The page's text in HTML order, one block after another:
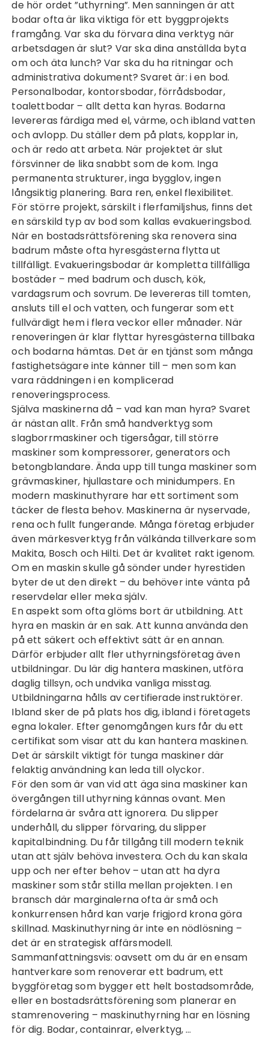
de hör ordet ”uthyrning”. Men sanningen är att
bodar ofta är lika viktiga för ett byggprojekts
framgång. Var ska du förvara dina verktyg när
arbetsdagen är slut? Var ska dina anställda byta
om och äta lunch? Var ska du ha ritningar och
administrativa dokument? Svaret är: i en bod.
Personalbodar, kontorsbodar, förrådsbodar,
toalettbodar – allt detta kan hyras. Bodarna
levereras färdiga med el, värme, och ibland vatten
och avlopp. Du ställer dem på plats, kopplar in,
och är redo att arbeta. När projektet är slut
försvinner de lika snabbt som de kom. Inga
permanenta strukturer, inga bygglov, ingen
långsiktig planering. Bara ren, enkel flexibilitet.
För större projekt, särskilt i flerfamiljshus, finns det
en särskild typ av bod som kallas evakueringsbod.
När en bostadsrättsförening ska renovera sina
badrum måste ofta hyresgästerna flytta ut
tillfälligt. Evakueringsbodar är kompletta tillfälliga
bostäder – med badrum och dusch, kök,
vardagsrum och sovrum. De levereras till tomten,
ansluts till el och vatten, och fungerar som ett
fullvärdigt hem i flera veckor eller månader. När
renoveringen är klar flyttar hyresgästerna tillbaka
och bodarna hämtas. Det är en tjänst som många
fastighetsägare inte känner till – men som kan
vara räddningen i en komplicerad
renoveringsprocess.
Själva maskinerna då – vad kan man hyra? Svaret
är nästan allt. Från små handverktyg som
slagborrmaskiner och tigersågar, till större
maskiner som kompressorer, generators och
betongblandare. Ända upp till tunga maskiner som
grävmaskiner, hjullastare och minidumpers. En
modern maskinuthyrare har ett sortiment som
täcker de flesta behov. Maskinerna är nyservade,
rena och fullt fungerande. Många företag erbjuder
även märkesverktyg från välkända tillverkare som
Makita, Bosch och Hilti. Det är kvalitet rakt igenom.
Om en maskin skulle gå sönder under hyrestiden
byter de ut den direkt – du behöver inte vänta på
reservdelar eller meka själv.
En aspekt som ofta glöms bort är utbildning. Att
hyra en maskin är en sak. Att kunna använda den
på ett säkert och effektivt sätt är en annan.
Därför erbjuder allt fler uthyrningsföretag även
utbildningar. Du lär dig hantera maskinen, utföra
daglig tillsyn, och undvika vanliga misstag.
Utbildningarna hålls av certifierade instruktörer.
Ibland sker de på plats hos dig, ibland i företagets
egna lokaler. Efter genomgången kurs får du ett
certifikat som visar att du kan hantera maskinen.
Det är särskilt viktigt för tunga maskiner där
felaktig användning kan leda till olyckor.
För den som är van vid att äga sina maskiner kan
övergången till uthyrning kännas ovant. Men
fördelarna är svåra att ignorera. Du slipper
underhåll, du slipper förvaring, du slipper
kapitalbindning. Du får tillgång till modern teknik
utan att själv behöva investera. Och du kan skala
upp och ner efter behov – utan att ha dyra
maskiner som står stilla mellan projekten. I en
bransch där marginalerna ofta är små och
konkurrensen hård kan varje frigjord krona göra
skillnad. Maskinuthyrning är inte en nödlösning –
det är en strategisk affärsmodell.
Sammanfattningsvis: oavsett om du är en ensam
hantverkare som renoverar ett badrum, ett
byggföretag som bygger ett helt bostadsområde,
eller en bostadsrättsförening som planerar en
stamrenovering – maskinuthyrning har en lösning
för dig. Bodar, containrar, elverktyg, …